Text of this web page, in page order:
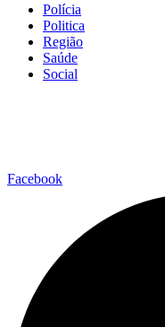
Polícia
Politica
Região
Saúde
Social
Facebook